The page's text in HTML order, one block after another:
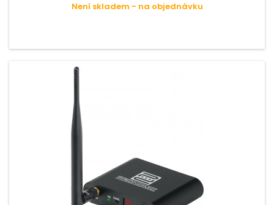
Není skladem - na objednávku